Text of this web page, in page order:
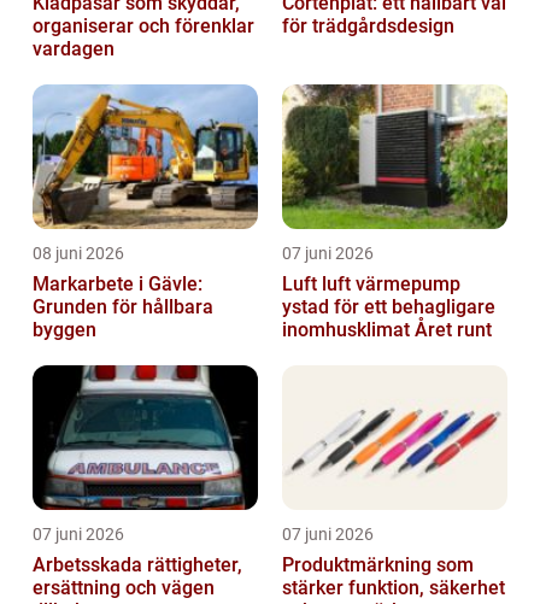
organiserar och förenklar
vardagen
för trädgårdsdesign
08 juni 2026
Markarbete i Gävle:
Grunden för hållbara
byggen
07 juni 2026
Luft luft värmepump
ystad för ett behagligare
inomhusklimat Året runt
07 juni 2026
Arbetsskada rättigheter,
ersättning och vägen
07 juni 2026
Produktmärkning som
stärker funktion, säkerhet